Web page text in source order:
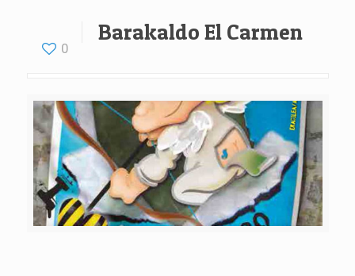
0
Barakaldo El Carmen